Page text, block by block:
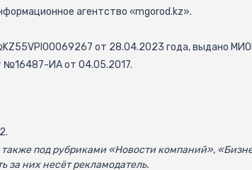
агентство «mgorod.kz».
от 28.04.2023 года, выдано
№16487-ИА от 04.05.2017.
под рубриками «Новости компаний»,
за них несёт рекламодатель.